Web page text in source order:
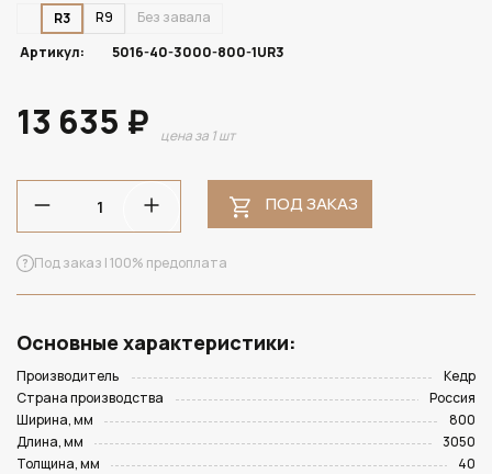
R3
R9
Без завала
Артикул:
5016-40-3000-800-1UR3
13 635 ₽ цена за 1 шт
ПОД ЗАКАЗ
Под заказ | 100% предоплата
Основные характеристики:
Производитель
Кедр
Страна производства
Россия
Ширина, мм
800
Длина, мм
3050
Толщина, мм
40